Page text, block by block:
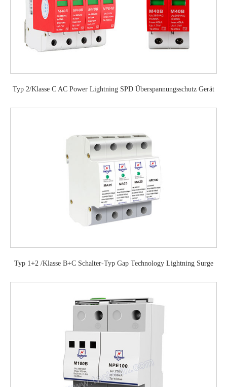
Typ 2/Klasse C AC Power Lightning SPD Überspannungsschutz Gerät
Typ 1+2 /Klasse B+C Schalter-Typ Gap Technology Lightning Surge